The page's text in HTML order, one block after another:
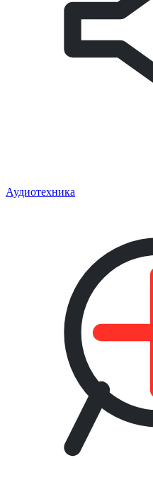
Аудиотехника